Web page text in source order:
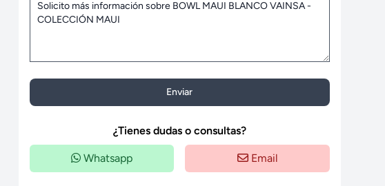
Enviar
¿Tienes dudas o consultas?
Whatsapp Email